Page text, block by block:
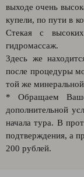
выходе очень
купели, по пути в
Стекая с
гидромассаж.
Здесь же
после процедуры
той же
* Обращаем
дополнительной
начала тура. В
подтверждения, а
200 рублей.